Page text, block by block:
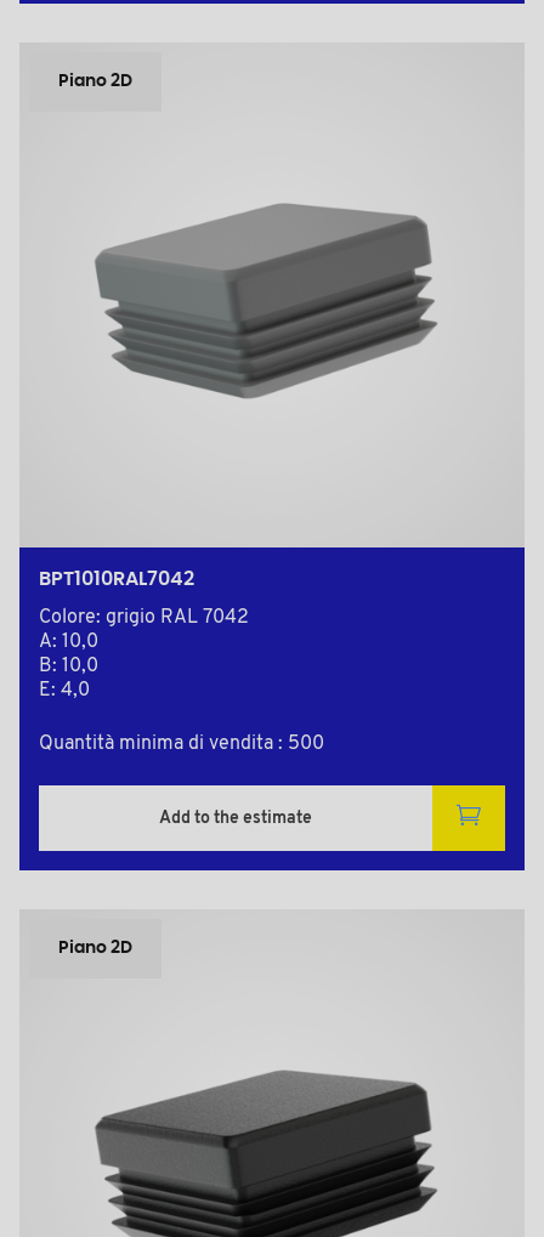
Piano 2D
BPT1010RAL7042
Colore: grigio RAL 7042
A: 10,0
B: 10,0
E: 4,0
Quantità minima di vendita : 500
Add to the estimate
Piano 2D